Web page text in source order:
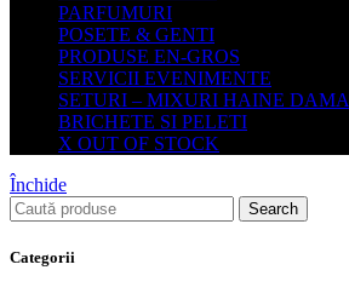
PARFUMURI
POSETE & GENTI
PRODUSE EN-GROS
SERVICII EVENIMENTE
SETURI – MIXURI HAINE DAMA
BRICHETE SI PELETI
X OUT OF STOCK
Închide
Search
Categorii